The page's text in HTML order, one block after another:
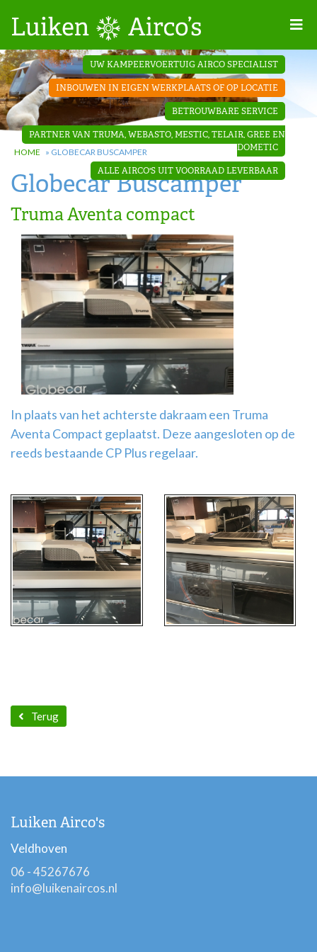
Projecten
Contact
Dakopbouw
airco’s
‘Onder de
bank’ airco’s
‘Teleco
Ultra
Comfort ‘
airco
Airco
montage
UW KAMPEERVOERTUIG AIRCO SPECIALIST
INBOUWEN IN EIGEN WERKPLAATS OF OP LOCATIE
BETROUWBARE SERVICE
PARTNER VAN TRUMA, WEBASTO, MESTIC, TELAIR, GREE EN
DOMETIC
ALLE AIRCO'S UIT VOORRAAD LEVERBAAR
HOME » GLOBECAR BUSCAMPER
Globecar Buscamper
Truma Aventa compact
In plaats van het achterste dakraam een Truma
Aventa Compact geplaatst. Deze aangesloten op de
reeds bestaande CP Plus regelaar.
Terug
Luiken Airco's
Veldhoven
06 - 45267676
info@luikenaircos.nl